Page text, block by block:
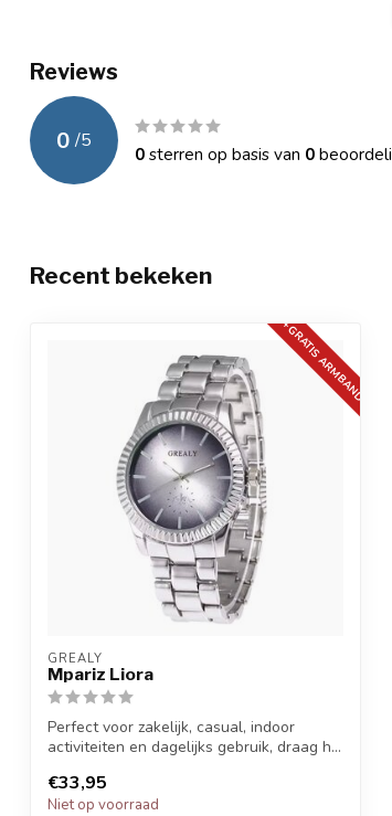
Batterijtype
Waterbestendig
Garantie
Reviews
0 /5
0sterren op basis van 0
Recent bekeken
+GRATIS ARMBAND
GREALY
Mpariz Liora
Perfect voor zakelijk, casual, indoor
activiteiten en dagelijks gebruik, draag h...
€33,95
Niet op voorraad